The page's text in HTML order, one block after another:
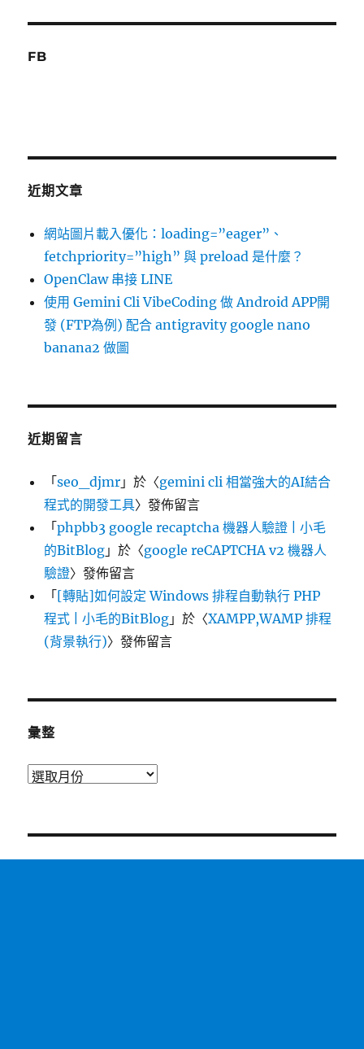
FB
近期文章
網站圖片載入優化：loading=”eager”、
fetchpriority=”high” 與 preload 是什麼？
OpenClaw 串接 LINE
使用 Gemini Cli VibeCoding 做 Android APP開
發 (FTP為例) 配合 antigravity google nano
banana2 做圖
近期留言
「seo_djmr 」於〈gemini cli 相當強大的AI結合
程式的開發工具〉發佈留言
「phpbb3 google recaptcha 機器人驗證 | 小毛
的BitBlog 」於〈google reCAPTCHA v2 機器人
驗證〉發佈留言
「[轉貼]如何設定 Windows 排程自動執行 PHP
程式 | 小毛的BitBlog 」於〈XAMPP,WAMP 排程
(背景執行)〉發佈留言
彙整
彙